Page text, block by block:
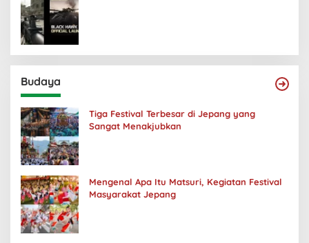
Budaya
Tiga Festival Terbesar di Jepang yang
Sangat Menakjubkan
Mengenal Apa Itu Matsuri, Kegiatan Festival
Masyarakat Jepang